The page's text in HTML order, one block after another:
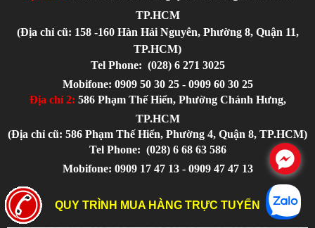
TP.HCM
(Địa chỉ cũ: 158 -160 Hàn Hải Nguyên, Phường 8, Quận 11,
TP.HCM)
Tel Phone: (028) 6 271 3025
Mobifone: 0909 50 30 25 - 0909 60 30 25
Địa chỉ 2: 586 Phạm Thế Hiển, Phường Chánh Hưng,
TP.HCM
(Địa chỉ cũ: 586 Phạm Thế Hiển, Phường 4, Quận 8, TP.HCM)
Tel Phone: (028) 6 68 63 586
Mobifone: 0909 17 47 13 - 0909 47 47 13
QUY TRÌNH MUA HÀNG TRỰC TUYẾN
.